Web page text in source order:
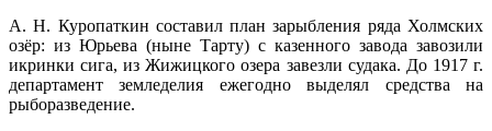
А. Н. Куропаткин составил план зарыбления ряда Холмских
озёр: из Юрьева (ныне Тарту) с казенного завода завозили
икринки сига, из Жижицкого озера завезли судака. До 1917 г.
департамент земледелия ежегодно выделял средства на
рыборазведение.